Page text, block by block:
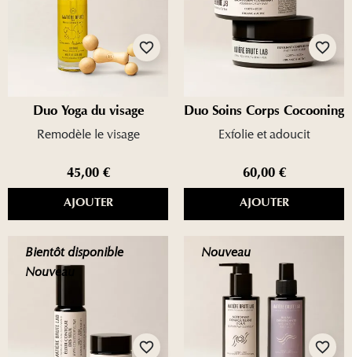
favorite_border
Duo Yoga du visage
Remodèle le visage
45,00 €
AJOUTER
favorite_border
Duo Soins Corps Cocooning
Exfolie et adoucit
60,00 €
AJOUTER
Bientôt disponible
Nouveau
favorite_border
Nouveau
favorite_border